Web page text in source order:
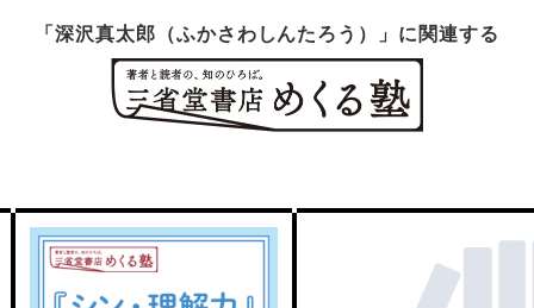
「深沢真太郎（ふかさわしんたろう）」に関連する